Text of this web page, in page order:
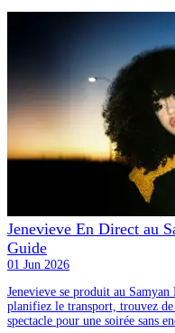
Jenevieve En Direct au
Guide
01 Jun 2026
Jenevieve se produit au
planifiez le transport, trouvez
spectacle pour une soirée sans